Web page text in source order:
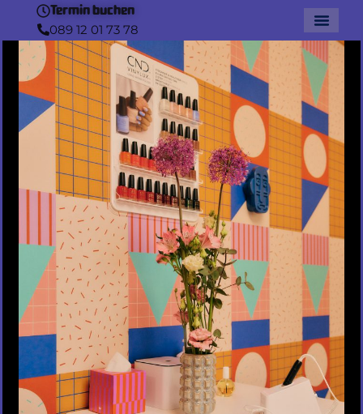
089 12 01 73 78
Termin buchen